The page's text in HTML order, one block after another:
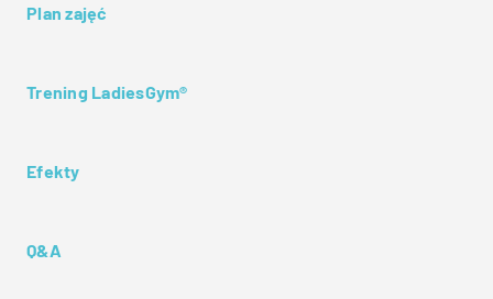
Plan zajęć
Trening LadiesGym®
Efekty
Q&A